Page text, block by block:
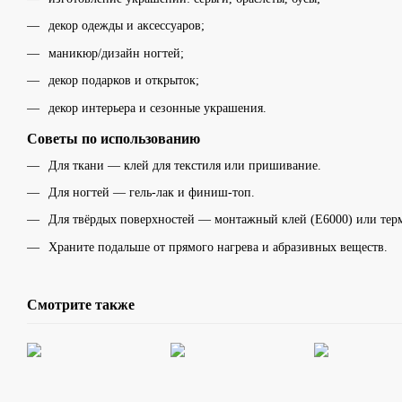
декор одежды и аксессуаров;
маникюр/дизайн ногтей;
декор подарков и открыток;
декор интерьера и сезонные украшения.
Советы по использованию
Для ткани — клей для текстиля или пришивание.
Для ногтей — гель-лак и финиш-топ.
Для твёрдых поверхностей — монтажный клей (E6000) или
Храните подальше от прямого нагрева и абразивных веществ.
Смотрите также